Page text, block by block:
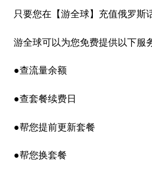
只要您在【游全球】充值俄罗斯
游全球可以为您免费提供以下服
●查流量余额
●查套餐续费日
●帮您提前更新套餐
●帮您换套餐